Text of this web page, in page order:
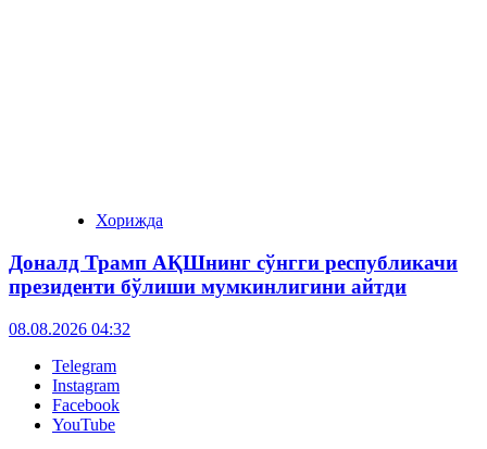
Хорижда
Доналд Трамп АҚШнинг сўнгги республикачи
президенти бўлиши мумкинлигини айтди
08.08.2026 04:32
Telegram
Instagram
Facebook
YouTube